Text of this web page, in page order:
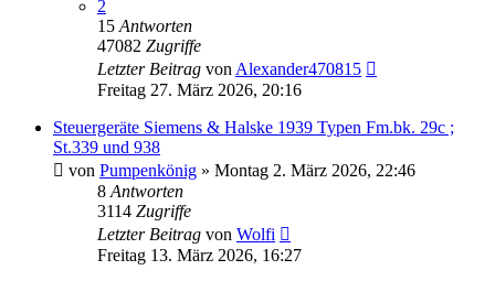
2
15 Antworten
47082 Zugriffe
Letzter Beitrag von Alexander470815
Freitag 27. März 2026, 20:16
Steuergeräte Siemens & Halske 1939 Typen Fm.bk. 29c ;
St.339 und 938
von Pumpenkönig » Montag 2. März 2026, 22:46
8 Antworten
3114 Zugriffe
Letzter Beitrag von Wolfi
Freitag 13. März 2026, 16:27